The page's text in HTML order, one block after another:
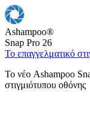
Ashampoo®
Snap Pro 26
Το επαγγελματικό
Το νέο Ashampoo
στιγμιότυπου οθόνης